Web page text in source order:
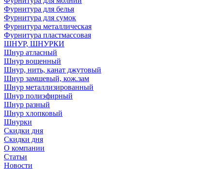
Фурнитура для белья
Фурнитура для сумок
Фурнитура металлическая
Фурнитура пластмассовая
ШНУР, ШНУРКИ
Шнур атласный
Шнур вощенный
Шнур, нить, канат джутовый
Шнур замшевый, кож.зам
Шнур металлизированный
Шнур полиэфирный
Шнур разный
Шнур хлопковый
Шнурки
Скидки дня
Скидки дня
О компании
Статьи
Новости